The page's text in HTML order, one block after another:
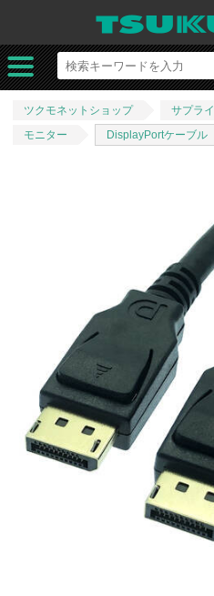
ツクモネットショップ サプライ
モニター
DisplayPortケーブル